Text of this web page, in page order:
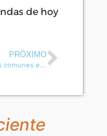
de hoy
PRÓXIMO
5 errores comunes en la compra de triciclos con scooter de cabina eléctrica